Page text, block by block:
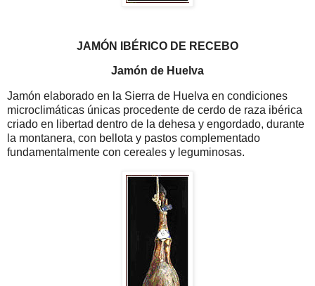
JAMÓN IBÉRICO DE RECEBO
Jamón de Huelva
Jamón elaborado en la Sierra de Huelva en condiciones
microclimáticas únicas procedente de cerdo de raza ibérica
criado en libertad dentro de la dehesa y engordado, durante
la montanera, con bellota y pastos complementado
fundamentalmente con cereales y leguminosas.